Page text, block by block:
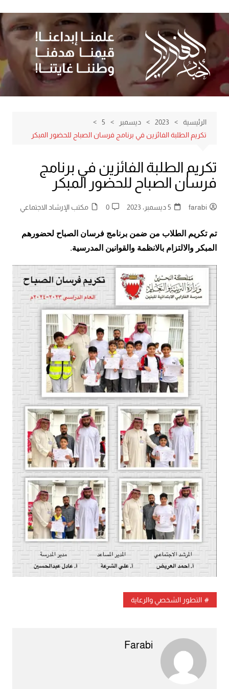
إلى
المحتوى
الرئيسية 2023 ديسمبر
5
تكريم الطلبة الفائزين في برنامج فرسان الصباح للحضور المبكر
تكريم الطلبة الفائزين في برنامج
فرسان الصباح للحضور المبكر
farabi 5 ديسمبر، 2023 0 مكتب الإرشاد الاجتماعي
تم تكريم الطلاب من ضمن برنامج فرسان الصباح لحضورهم
المبكر والالتزام بالانظمة والقوانين المدرسية.
التطور الشخصي والرعاية
Farabi